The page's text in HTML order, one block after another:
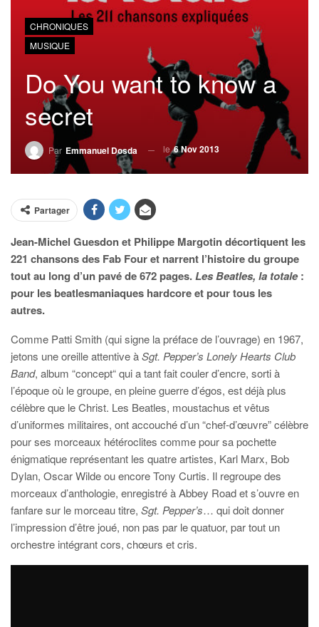
CHRONIQUES
MUSIQUE
Do You want to know a
secret
Par Emmanuel Dosda le6 Nov 2013
Partager
Jean-Michel Guesdon et Philippe Margotin décortiquent les
221 chansons des Fab Four et narrent l’histoire du groupe
tout au long d’un pavé de672 pages.Les Beatles, la totale:
pour les beatlesmaniaques hardcore et pour tous les
autres.
Comme Patti Smith (qui signe la préface de l’ouvrage) en 1967,
jetons une oreille attentive àSgt. Pepper’s Lonely Hearts Club
Band, album “concept“ qui a tant fait couler d’encre, sorti à
l’époque où le groupe, en pleine guerre d’égos, est déjà plus
célèbre que le Christ. Les Beatles, moustachus et vêtus
d’uniformes militaires, ont accouché d’un “chef-d’œuvre” célèbre
pour ses morceaux hétéroclites comme pour sa pochette
énigmatique représentant les quatre artistes, Karl Marx, Bob
Dylan, Oscar Wilde ou encore Tony Curtis. Il regroupe des
morceaux d’anthologie, enregistré à Abbey Road et s’ouvre en
fanfare sur le morceau titre, Sgt. Pepper’s… qui doit donner
l’impression d’être joué, non pas par le quatuor, par tout un
orchestre intégrant cors, chœurs et cris.